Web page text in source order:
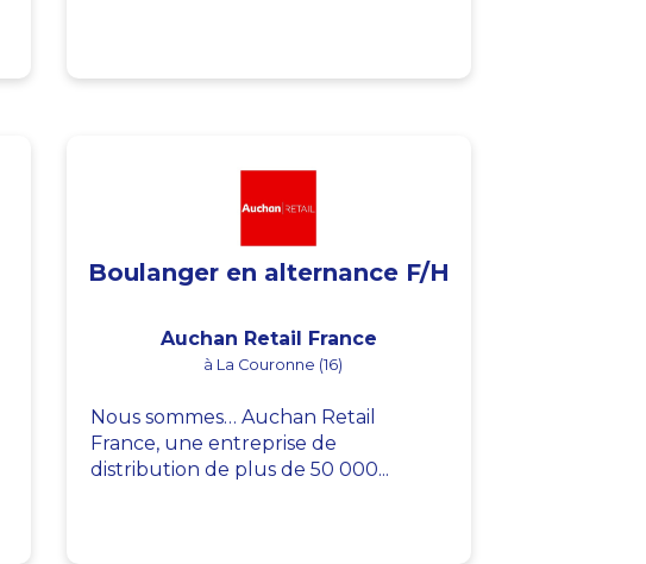
Boulanger en alternance F/H
Auchan Retail France
à La Couronne (16)
Nous sommes… Auchan Retail
France, une entreprise de
distribution de plus de 50 000...